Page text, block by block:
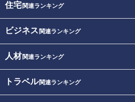
住宅関連ランキング
ビジネス 関連ランキング
人材関連ランキング
トラベル関連ランキング